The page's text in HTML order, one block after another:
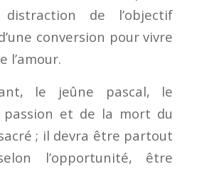
de l’objectif
conversion pour vivre
l’amour.
le jeûne pascal, le
et de la mort du
; il devra être partout
l’opportunité, être